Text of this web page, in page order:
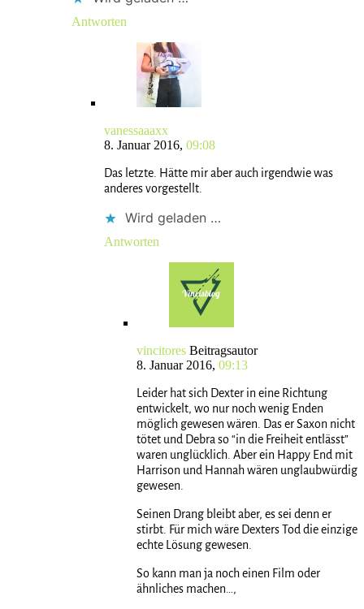
Antworten
vanessaaaxx
8. Januar 2016, 09:08
Das letzte. Hätte mir aber auch irgendwie was
anderes vorgestellt.
Wird geladen …
Antworten
vincitores Beitragsautor
8. Januar 2016, 09:13
Leider hat sich Dexter in eine Richtung
entwickelt, wo nur noch wenig Enden
möglich gewesen wären. Das er Saxon nicht
tötet und Debra so “in die Freiheit entlässt”
waren unglücklich. Aber ein Happy End mit
Harrison und Hannah wären unglaubwürdig
gewesen.
Seinen Drang bleibt aber, es sei denn er
stirbt. Für mich wäre Dexters Tod die einzige
echte Lösung gewesen.
So kann man ja noch einen Film oder
ähnliches machen…,